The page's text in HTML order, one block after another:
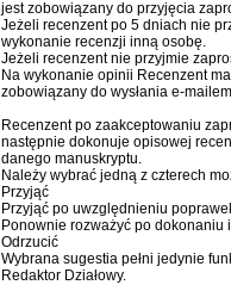
jest zobowiązany do przyjęcia
Jeżeli recenzent po 5 dniach nie
wykonanie recenzji inną osobę.
Jeżeli recenzent nie przyjmie
Na wykonanie opinii Recenzent
zobowiązany do wysłania e-
Recenzent po zaakceptowaniu
następnie dokonuje opisowej
danego manuskryptu.
Należy wybrać jedną z czterech
Przyjąć
Przyjąć po uwzględnieniu
Ponownie rozważyć po dokonaniu
Odrzucić
Wybrana sugestia pełni jedynie
Redaktor Działowy.